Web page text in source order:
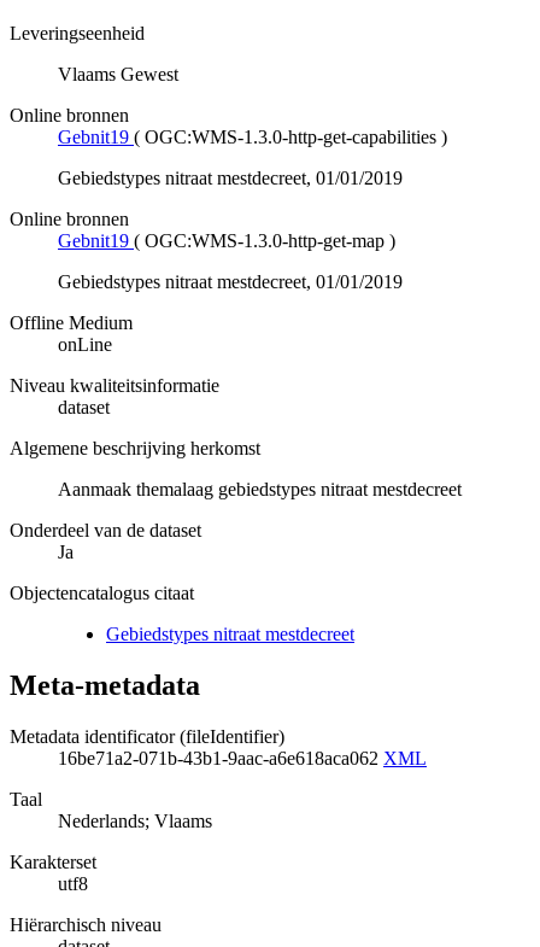
Leveringseenheid
Vlaams Gewest
Online bronnen
Gebnit19 ( OGC:WMS-1.3.0-http-get-capabilities )
Gebiedstypes nitraat mestdecreet, 01/01/2019
Online bronnen
Gebnit19 ( OGC:WMS-1.3.0-http-get-map )
Gebiedstypes nitraat mestdecreet, 01/01/2019
Offline Medium
onLine
Niveau kwaliteitsinformatie
dataset
Algemene beschrijving herkomst
Aanmaak themalaag gebiedstypes nitraat mestdecreet
Onderdeel van de dataset
Ja
Objectencatalogus citaat
Gebiedstypes nitraat mestdecreet
Meta-metadata
Metadata identificator (fileIdentifier)
16be71a2-071b-43b1-9aac-a6e618aca062 XML
Taal
Nederlands; Vlaams
Karakterset
utf8
Hiërarchisch niveau